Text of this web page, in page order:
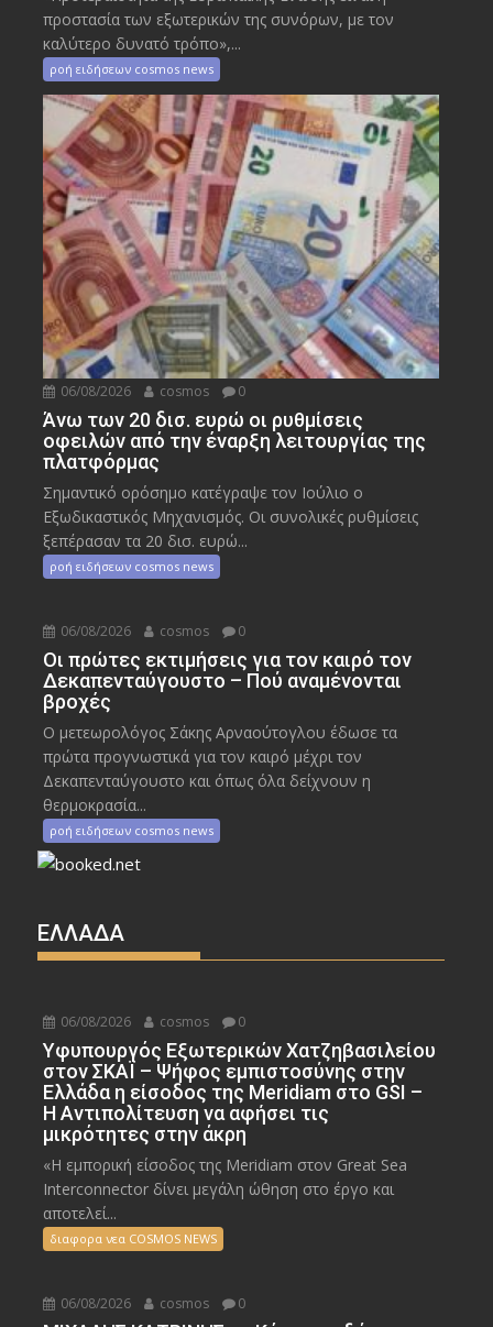
προστασία των εξωτερικών της συνόρων, με τον
καλύτερο δυνατό τρόπο»,...
ροή ειδήσεων cosmos news
06/08/2026 cosmos 0
Άνω των 20 δισ. ευρώ οι ρυθμίσεις
οφειλών από την έναρξη λειτουργίας της
πλατφόρμας
Σημαντικό ορόσημο κατέγραψε τον Ιούλιο ο
Εξωδικαστικός Μηχανισμός. Οι συνολικές ρυθμίσεις
ξεπέρασαν τα 20 δισ. ευρώ...
ροή ειδήσεων cosmos news
06/08/2026 cosmos 0
Οι πρώτες εκτιμήσεις για τον καιρό τον
Δεκαπενταύγουστο – Πού αναμένονται
βροχές
Ο μετεωρολόγος Σάκης Αρναούτογλου έδωσε τα
πρώτα προγνωστικά για τον καιρό μέχρι τον
Δεκαπενταύγουστο και όπως όλα δείχνουν η
θερμοκρασία...
ροή ειδήσεων cosmos news
ΕΛΛΑΔΑ
06/08/2026 cosmos 0
Υφυπουργός Εξωτερικών Χατζηβασιλείου
στον ΣΚΑΪ – Ψήφος εμπιστοσύνης στην
Ελλάδα η είσοδος της Meridiam στο GSI –
Η Αντιπολίτευση να αφήσει τις
μικρότητες στην άκρη
«Η εμπορική είσοδος της Meridiam στον Great Sea
Interconnector δίνει μεγάλη ώθηση στο έργο και
αποτελεί...
διαφορα νεα COSMOS NEWS
06/08/2026 cosmos 0